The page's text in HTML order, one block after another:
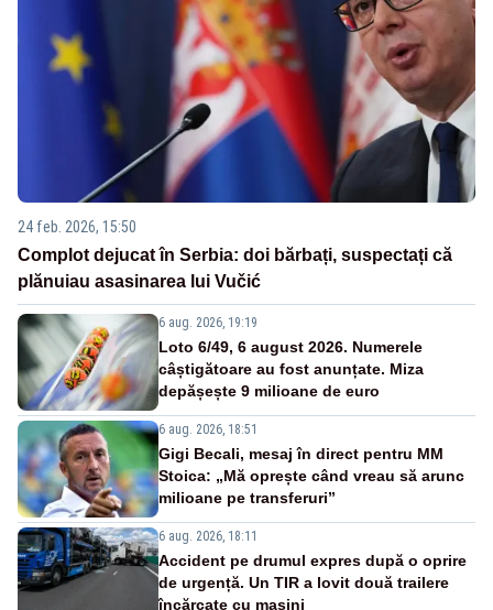
24 feb. 2026, 15:50
Complot dejucat în Serbia: doi bărbați, suspectați că
plănuiau asasinarea lui Vučić
6 aug. 2026, 19:19
Loto 6/49, 6 august 2026. Numerele
câștigătoare au fost anunțate. Miza
depășește 9 milioane de euro
6 aug. 2026, 18:51
Gigi Becali, mesaj în direct pentru MM
Stoica: „Mă oprește când vreau să arunc
milioane pe transferuri”
6 aug. 2026, 18:11
Accident pe drumul expres după o oprire
de urgență. Un TIR a lovit două trailere
încărcate cu mașini